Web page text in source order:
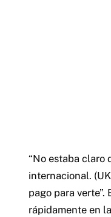
“No estaba claro
internacional.
pago para
rápidamente en